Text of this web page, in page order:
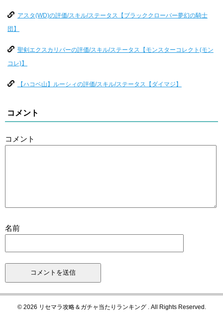
アスタ(WD)の評価/スキル/ステータス【ブラッククローバー夢幻の騎士
団】
聖剣エクスカリバーの評価/スキル/ステータス【モンスターコレクト(モン
コレ)】
【ハコベ山】ルーシィの評価/スキル/ステータス【ダイマジ】
コメント
コメント
名前
© 2026 リセマラ攻略＆ガチャ当たりランキング . All Rights Reserved.